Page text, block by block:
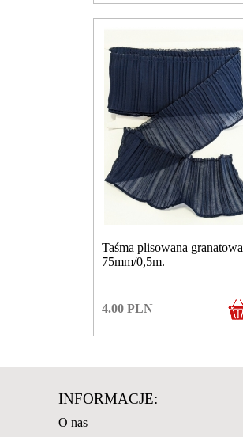
Taśma plisowana granatowa
75mm/0,5m.
4.00 PLN
INFORMACJE:
O nas